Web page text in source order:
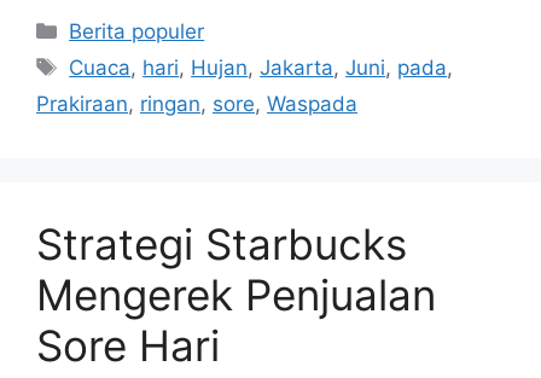
Kategori
Berita populer
Tag
Cuaca, hari, Hujan,Jakarta,Juni, pada,
Prakiraan, ringan, sore, Waspada
Strategi Starbucks
Mengerek Penjualan
Sore Hari